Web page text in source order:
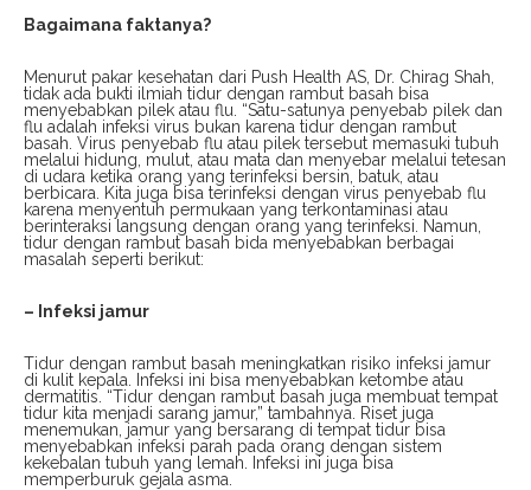
Bagaimana faktanya?
Menurut pakar kesehatan dari Push Health AS, Dr. Chirag Shah,
tidak ada bukti ilmiah tidur dengan rambut basah bisa
menyebabkan pilek atau flu. “Satu-satunya penyebab pilek dan
flu adalah infeksi virus bukan karena tidur dengan rambut
basah. Virus penyebab flu atau pilek tersebut memasuki tubuh
melalui hidung, mulut, atau mata dan menyebar melalui tetesan
di udara ketika orang yang terinfeksi bersin, batuk, atau
berbicara. Kita juga bisa terinfeksi dengan virus penyebab flu
karena menyentuh permukaan yang terkontaminasi atau
berinteraksi langsung dengan orang yang terinfeksi. Namun,
tidur dengan rambut basah bida menyebabkan berbagai
masalah seperti berikut:
– Infeksi jamur
Tidur dengan rambut basah meningkatkan risiko infeksi jamur
di kulit kepala. Infeksi ini bisa menyebabkan ketombe atau
dermatitis. “Tidur dengan rambut basah juga membuat tempat
tidur kita menjadi sarang jamur,” tambahnya. Riset juga
menemukan, jamur yang bersarang di tempat tidur bisa
menyebabkan infeksi parah pada orang dengan sistem
kekebalan tubuh yang lemah. Infeksi ini juga bisa
memperburuk gejala asma.